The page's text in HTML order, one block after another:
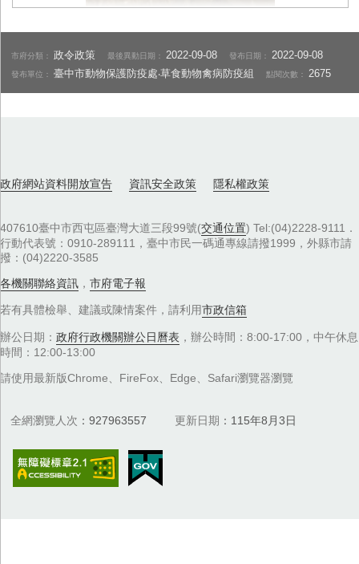
市府分類： 政令政策 最後異動日期： 2022-09-08 發布日期： 2022-09-08
發布單位：臺中市動物保護防疫處‧草食動物禽病防疫組 點閱次數： 2675
政府網站資料開放宣告 資訊安全政策 隱私權政策
407610臺中市西屯區臺灣大道三段99號(交通位置) Tel:(04)2228-9111．
行動代表號：0910-289111，臺中市民一碼通專線請撥1999，外縣市請
撥：(04)2220-3585
各機關聯絡資訊 ， 市府電子報
若有具體檢舉、建議或陳情案件，請利用市政信箱
辦公日期： 政府行政機關辦公日曆表 ，辦公時間：8:00-17:00，中午休息
時間：12:00-13:00
請使用最新版Chrome、FireFox、Edge、Safari瀏覽器瀏覽
全網瀏覽人次 927963557 更新日期 115年8月3日